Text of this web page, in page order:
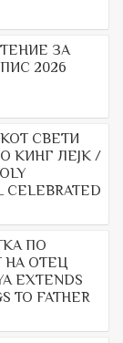
ЗА
2026
СВЕТИ
КИНГ ЛЕЈК /
CELEBRATED
ПО
ОТЕЦ
EXTENDS
TO FATHER